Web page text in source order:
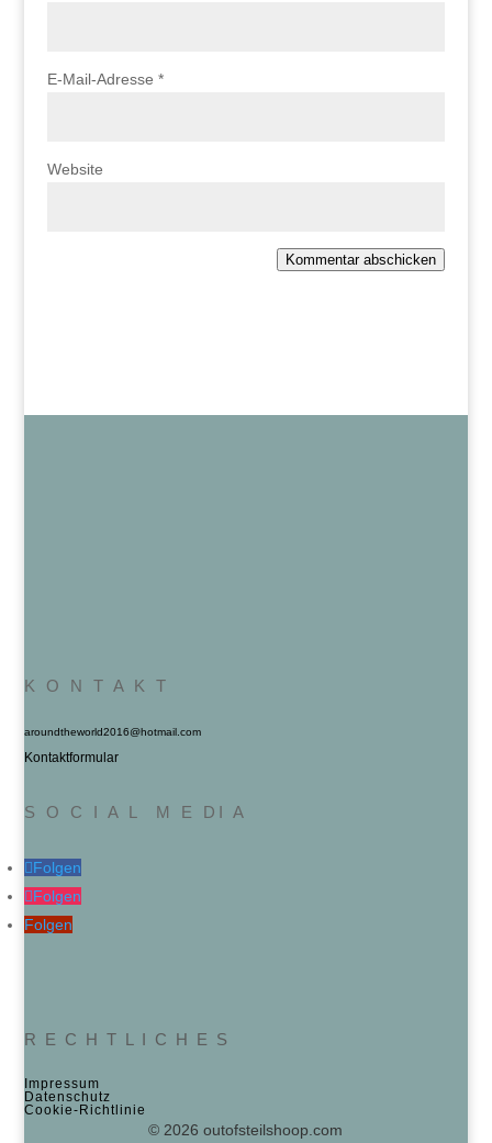
E-Mail-Adresse *
Website
Kommentar abschicken
K O N T A K T
aroundtheworld2016@hotmail.com
Kontaktformular
S O C I A L M E DI A
Folgen
Folgen
Folgen
R E C H T L I C H E S
Impressum
Datenschutz
Cookie‑Richtlinie
© 2026 outofsteilshoop.com